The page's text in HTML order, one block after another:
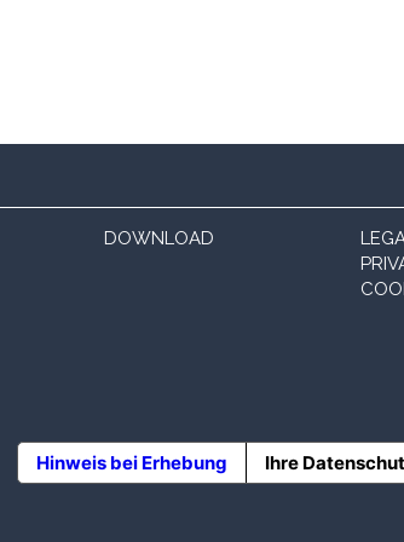
DOWNLOAD
Hinweis bei Erhebung Ihre